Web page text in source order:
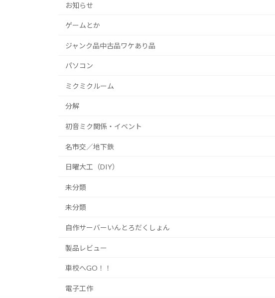
お知らせ
ゲームとか
ジャンク品中古品ワケあり品
パソコン
ミクミクルーム
分解
初音ミク関係・イベント
名市交／地下鉄
日曜大工（DIY）
未分類
未分類
自作サーバーいんとろだくしょん
製品レビュー
車校へGO！！
電子工作